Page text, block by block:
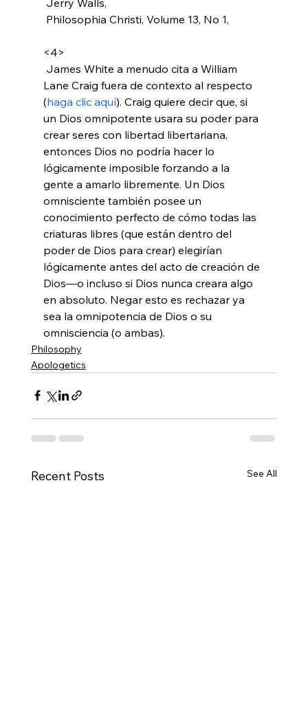
<4>
Lane Craig fuera de contexto al respecto
(haga clic aquí). Craig quiere decir que, si
un Dios omnipotente usara su poder para
crear seres con libertad libertariana,
entonces Dios no podría hacer lo
lógicamente imposible forzando a la
gente a amarlo libremente. Un Dios
omnisciente también posee un
conocimiento perfecto de cómo todas las
criaturas libres (que están dentro del
poder de Dios para crear) elegirían
lógicamente antes del acto de creación de
Dios—o incluso si Dios nunca creara algo
en absoluto. Negar esto es rechazar ya
sea la omnipotencia de Dios o su
omnisciencia (o ambas).
Philosophy
Apologetics
Recent Posts See All